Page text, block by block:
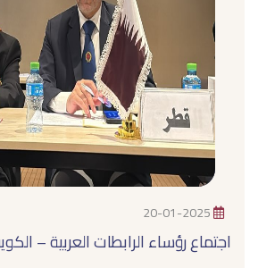
20-01-2025
اجتماع رؤساء الرابطات العربية – الكويت